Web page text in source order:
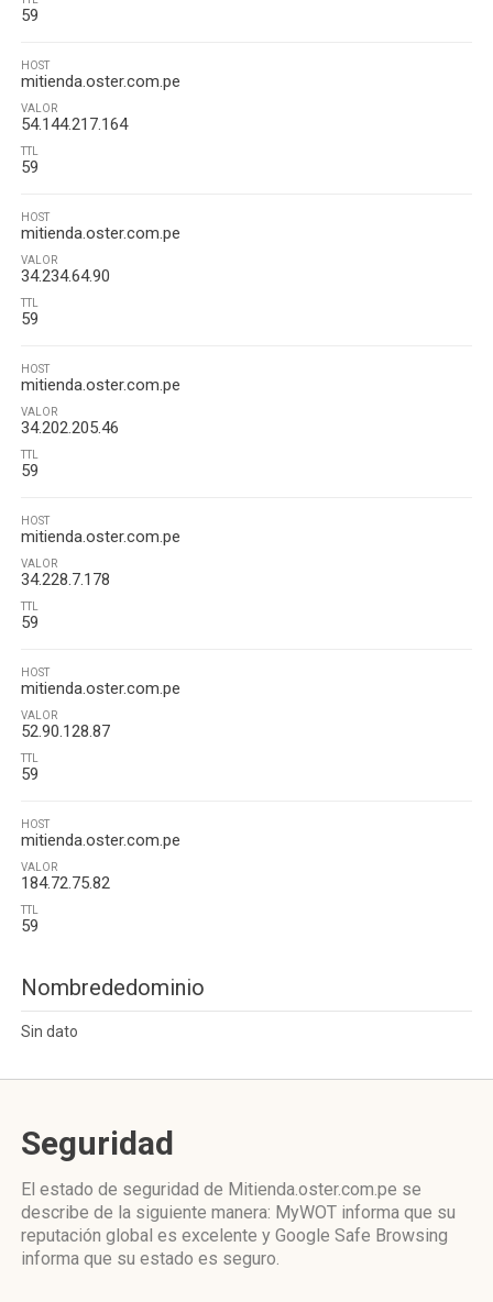
59
HOST
mitienda.oster.com.pe
VALOR
54.144.217.164
TTL
59
HOST
mitienda.oster.com.pe
VALOR
34.234.64.90
TTL
59
HOST
mitienda.oster.com.pe
VALOR
34.202.205.46
TTL
59
HOST
mitienda.oster.com.pe
VALOR
34.228.7.178
TTL
59
HOST
mitienda.oster.com.pe
VALOR
52.90.128.87
TTL
59
HOST
mitienda.oster.com.pe
VALOR
184.72.75.82
TTL
59
Nombrededominio
Sin dato
Seguridad
El estado de seguridad de Mitienda.oster.com.pe se
describe de la siguiente manera: MyWOT informa que su
reputación global es excelente y Google Safe Browsing
informa que su estado es seguro.